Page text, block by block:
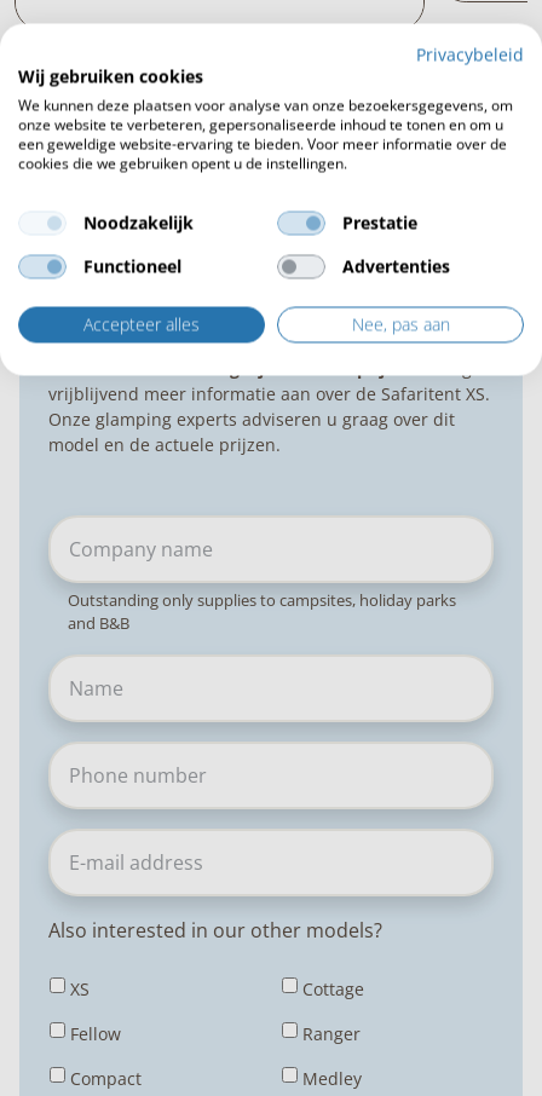
Bekijk meer projecten
Informatie aanvragen
vrijblijvend meer informatie aan over de Safaritent XS.
Onze glamping experts adviseren u graag over dit
model en de actuele prijzen.
Outstanding only supplies to campsites, holiday parks
and B&B
Also interested in our other models?
XS
Fellow
Compact
Cottage
Ranger
Medley
Privacybeleid
Wij gebruiken cookies
We kunnen deze plaatsen voor analyse van onze bezoekersgegevens, om
onze website te verbeteren, gepersonaliseerde inhoud te tonen en om u
een geweldige website-ervaring te bieden. Voor meer informatie over de
cookies die we gebruiken opent u de instellingen.
Noodzakelijk
Prestatie
Functioneel
Advertenties
Accepteer alles Nee, pas aan